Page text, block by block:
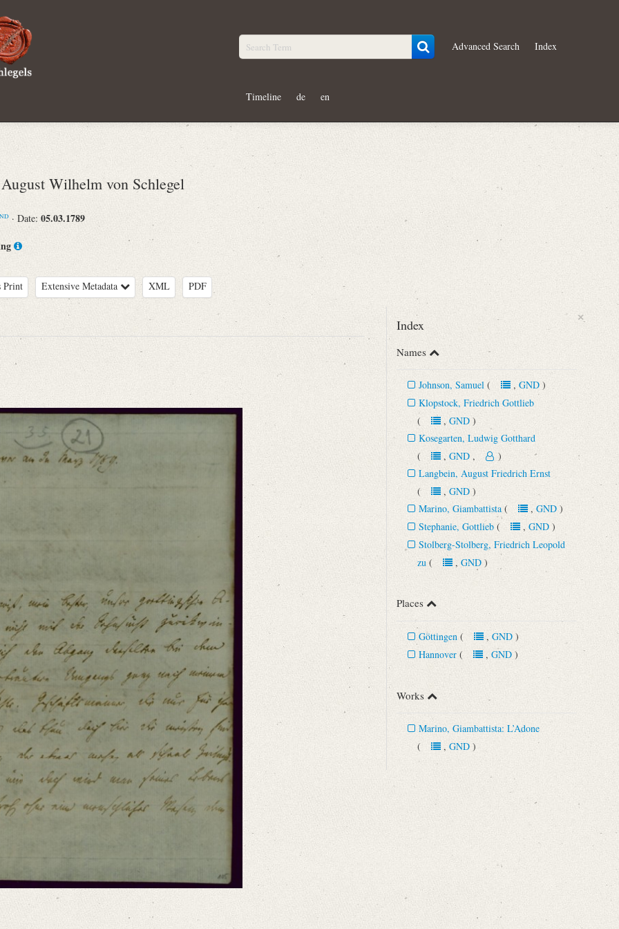
Advanced Search Index
Timeline de en
August Wilhelm von Schlegel
· Date: 05.03.1789
Print Extensive Metadata XML PDF
In: Die Grenzboten 73 (1914), S. 497‒499.
nicht mit der Sehnsucht zurückwünschen als ich, [...]“
×
Index
Names
Johnson, Samuel (, GND)
Klopstock, Friedrich Gottlieb
(, GND)
Kosegarten, Ludwig Gotthard
(, GND, )
Langbein, August Friedrich Ernst
(, GND)
Marino, Giambattista (, GND)
Stephanie, Gottlieb (, GND)
Stolberg-Stolberg, Friedrich Leopold
zu (, GND)
Places
Göttingen (, GND)
Hannover (, GND)
Works
Marino, Giambattista: L’Adone
(, GND)